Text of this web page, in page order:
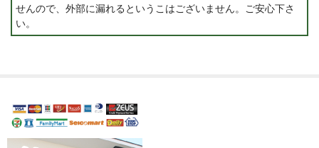
せんので、外部に漏れるというこはございません。ご安心下さ
い。